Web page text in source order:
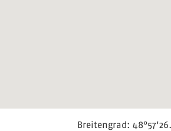
Breitengrad: